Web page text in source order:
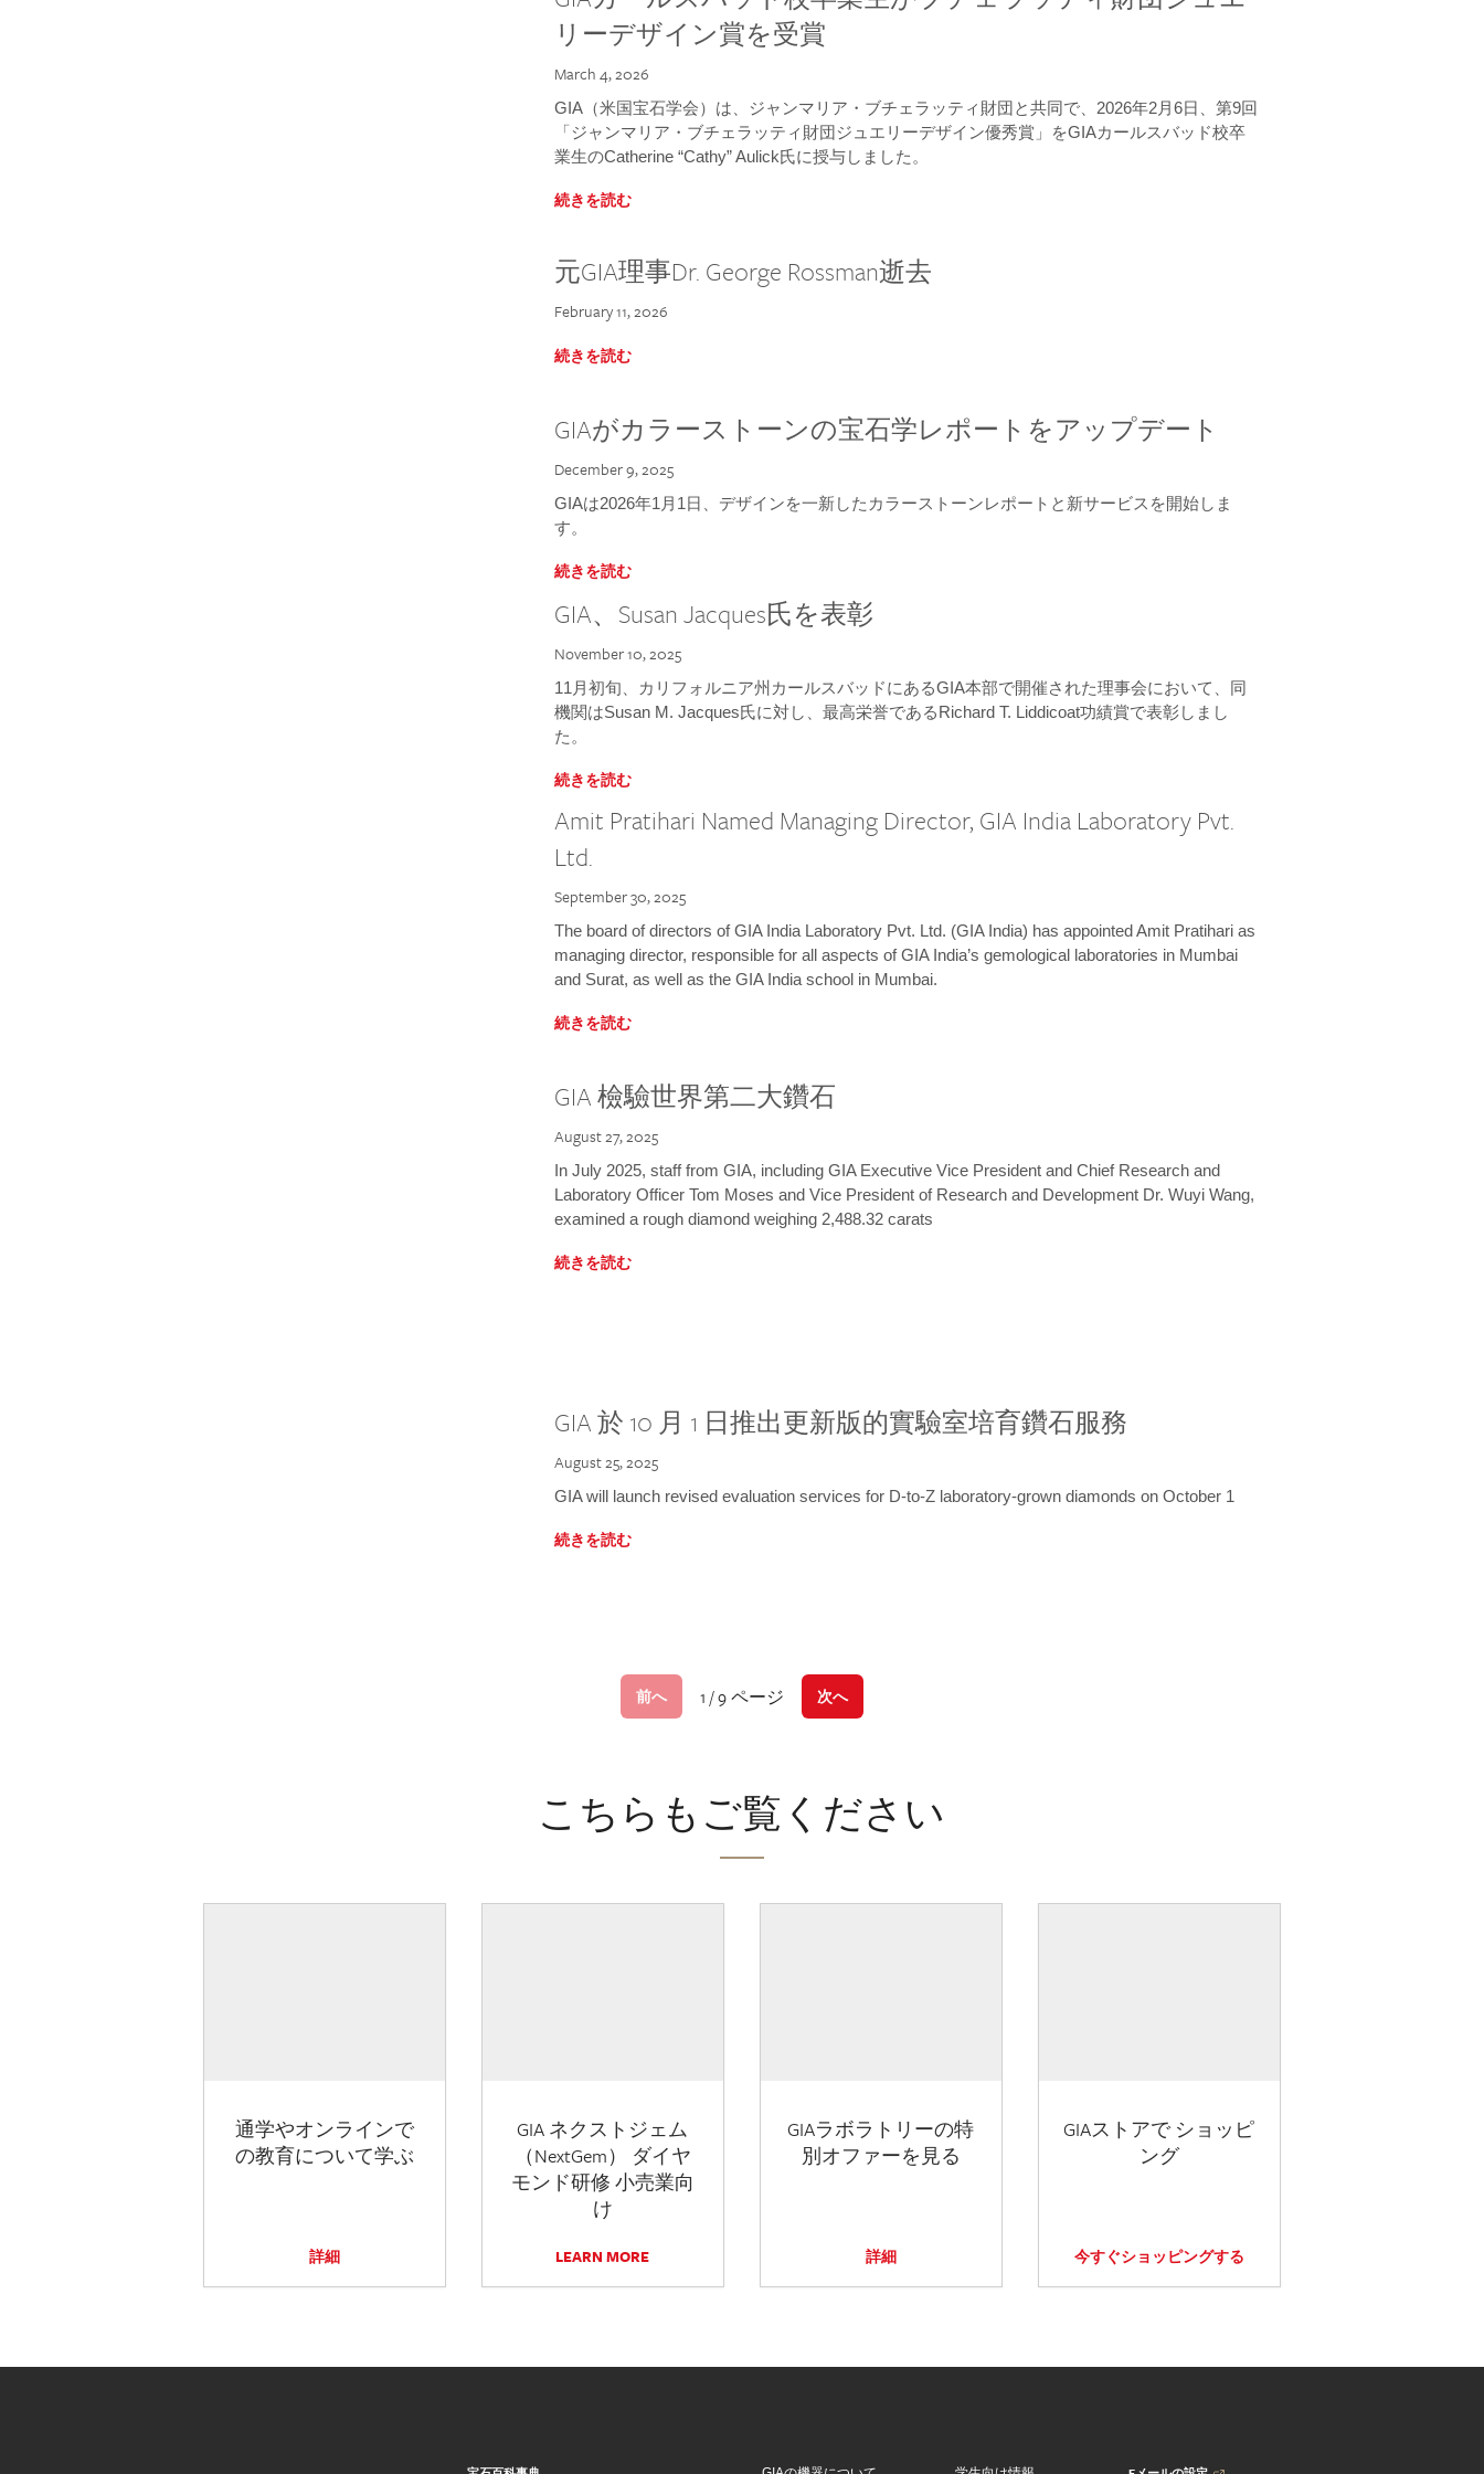
リーデザイン賞を受賞
March 4, 2026
GIA（米国宝石学会）は、ジャンマリア・ブチェラッティ財団と共同で、2026年2月6日、第9回
「ジャンマリア・ブチェラッティ財団ジュエリーデザイン優秀賞」をGIAカールスバッド校卒
業生のCatherine “Cathy” Aulick氏に授与しました。
続きを読む
元GIA理事Dr. George Rossman逝去
February 11, 2026
続きを読む
GIAがカラーストーンの宝石学レポートをアップデート
December 9, 2025
GIAは2026年1月1日、デザインを一新したカラーストーンレポートと新サービスを開始しま
す。
続きを読む
GIA、Susan Jacques氏を表彰
November 10, 2025
11月初旬、カリフォルニア州カールスバッドにあるGIA本部で開催された理事会において、同
機関はSusan M. Jacques氏に対し、最高栄誉であるRichard T. Liddicoat功績賞で表彰しまし
た。
続きを読む
Amit Pratihari Named Managing Director, GIA India Laboratory Pvt.
Ltd.
September 30, 2025
The board of directors of GIA India Laboratory Pvt. Ltd. (GIA India) has appointed Amit Pratihari as
managing director, responsible for all aspects of GIA India’s gemological laboratories in Mumbai
and Surat, as well as the GIA India school in Mumbai.
続きを読む
GIA 檢驗世界第二大鑽石
August 27, 2025
In July 2025, staff from GIA, including GIA Executive Vice President and Chief Research and
Laboratory Officer Tom Moses and Vice President of Research and Development Dr. Wuyi Wang,
examined a rough diamond weighing 2,488.32 carats
続きを読む
GIA 於 10 月 1 日推出更新版的實驗室培育鑽石服務
August 25, 2025
GIA will launch revised evaluation services for D-to-Z laboratory-grown diamonds on October 1
続きを読む
前へ 1 / 9 ページ 次へ
こちらもご覧ください
通学やオンラインで
の教育について学ぶ
詳細
GIA ネクストジェム
（NextGem） ダイヤ
モンド研修 小売業向
け
LEARN MORE
GIAラボラトリーの特
別オファーを見る
詳細
GIAストアで ショッピ
ング
今すぐショッピングする